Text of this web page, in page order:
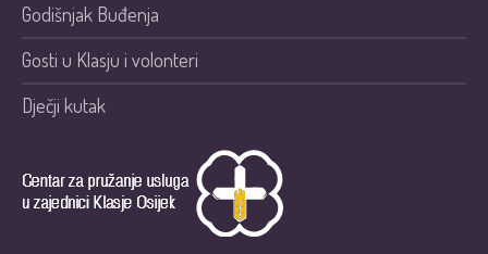
Godišnjak Buđenja
Gosti u Klasju i volonteri
Dječji kutak